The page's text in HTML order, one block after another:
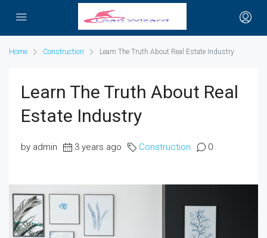
Home Construction Learn The Truth About Real Estate Industry
Learn The Truth About Real
Estate Industry
by admin 3 years ago Construction 0